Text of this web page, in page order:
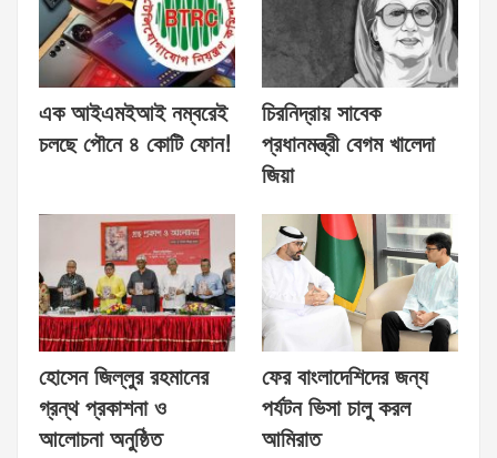
এক আইএমইআই নম্বরেই
চলছে পৌনে ৪ কোটি ফোন!
চিরনিদ্রায় সাবেক
প্রধানমন্ত্রী বেগম খালেদা
জিয়া
হোসেন জিল্লুর রহমানের
গ্রন্থ প্রকাশনা ও
আলোচনা অনুষ্ঠিত
ফের বাংলাদেশিদের জন্য
পর্যটন ভিসা চালু করল
আমিরাত